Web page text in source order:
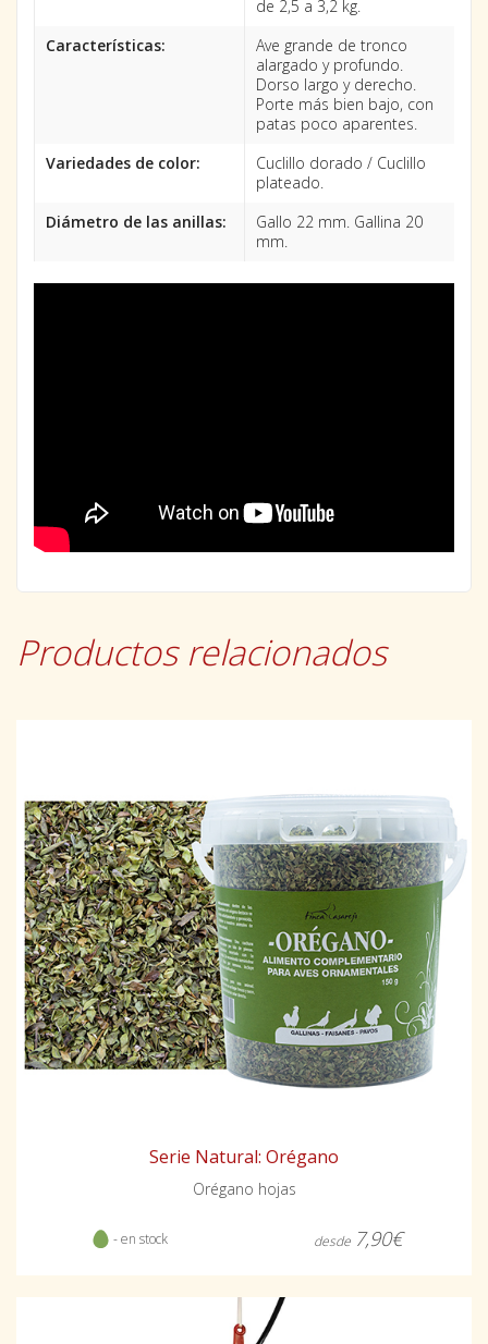
de 2,5 a 3,2 kg.
Características:
Ave grande de tronco
alargado y profundo.
Dorso largo y derecho.
Porte más bien bajo, con
patas poco aparentes.
Variedades de color:
Cuclillo dorado / Cuclillo
plateado.
Diámetro de las anillas:
Gallo 22 mm. Gallina 20
mm.
Productos relacionados
Serie Natural: Orégano
Orégano hojas
- en stock desde 7,90€